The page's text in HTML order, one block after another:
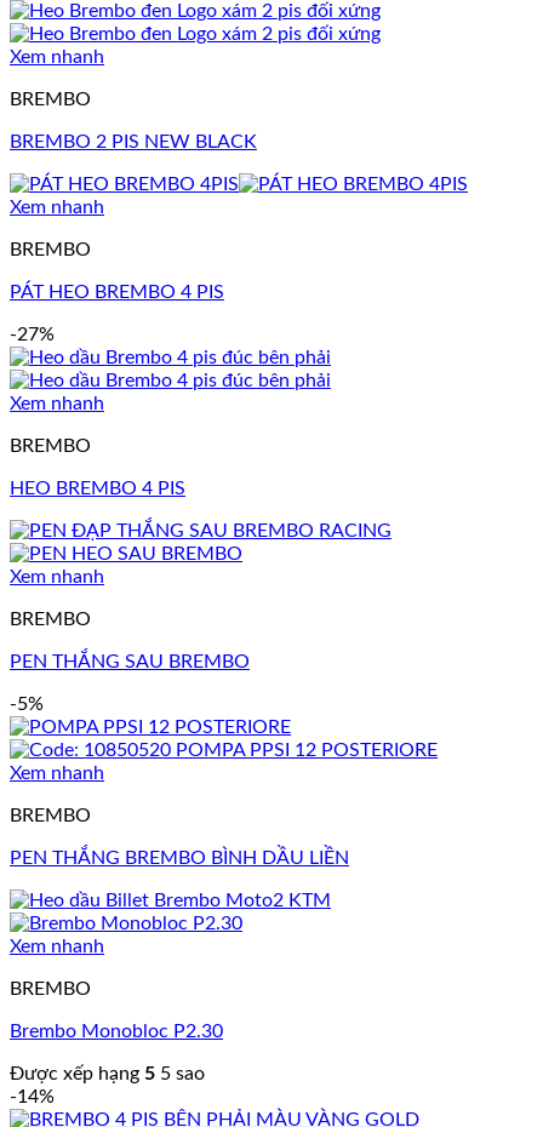
Xem nhanh
BREMBO
BREMBO 2 PIS NEW BLACK
Xem nhanh
BREMBO
PÁT HEO BREMBO 4 PIS
-27%
Xem nhanh
BREMBO
HEO BREMBO 4 PIS
Xem nhanh
BREMBO
PEN THẮNG SAU BREMBO
-5%
Xem nhanh
BREMBO
PEN THẮNG BREMBO BÌNH DẦU LIỀN
Xem nhanh
BREMBO
Brembo Monobloc P2.30
Được xếp hạng 5 5 sao
-14%